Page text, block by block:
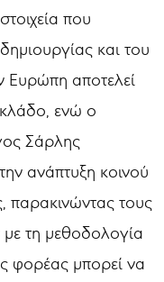
που
και του
Ευρώπη αποτελεί
κλάδο, ενώ ο
Σάρλης
ανάπτυξη κοινού
παρακινώντας τους
με τη μεθοδολογία
φορέας μπορεί να